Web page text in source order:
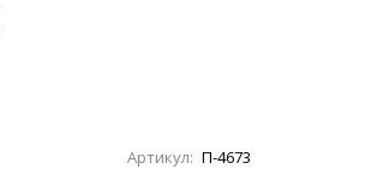
Артикул: П-4673